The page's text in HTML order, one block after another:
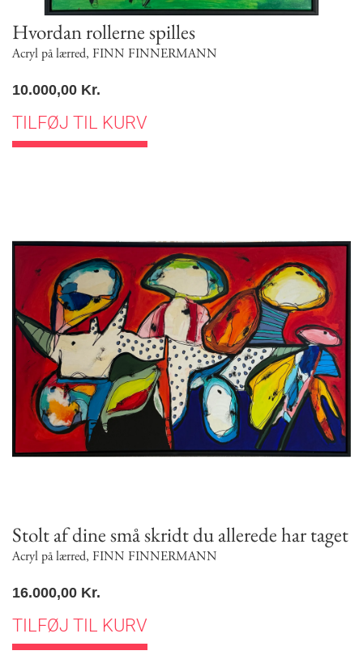
Hvordan rollerne spilles
Acryl på lærred, FINN FINNERMANN
10.000,00 Kr.
TILFØJ TIL KURV
Stolt af dine små skridt du allerede har taget
Acryl på lærred, FINN FINNERMANN
16.000,00 Kr.
TILFØJ TIL KURV